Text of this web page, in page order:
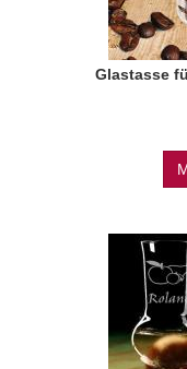
Glastasse